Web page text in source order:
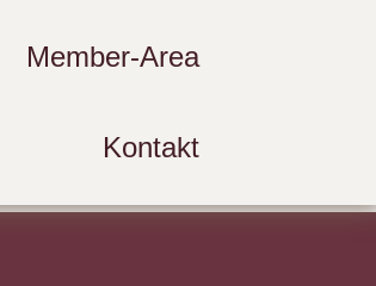
Member-Area
Kontakt